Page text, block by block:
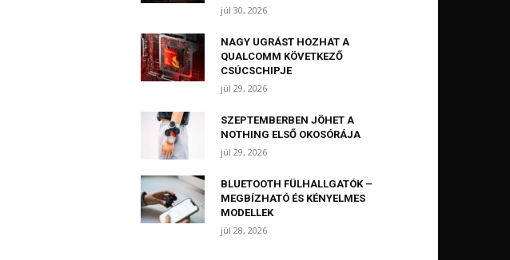
júl 30, 2026
NAGY UGRÁST HOZHAT A
QUALCOMM KÖVETKEZŐ
CSÚCSCHIPJE
júl 29, 2026
SZEPTEMBERBEN JÖHET A
NOTHING ELSŐ OKOSÓRÁJA
júl 29, 2026
BLUETOOTH FÜLHALLGATÓK –
MEGBÍZHATÓ ÉS KÉNYELMES
MODELLEK
júl 28, 2026